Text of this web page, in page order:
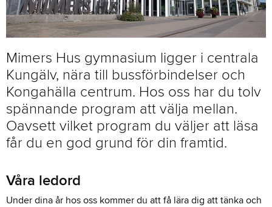
Mimers Hus gymnasium ligger i centrala
Kungälv, nära till bussförbindelser och
Kongahälla centrum. Hos oss har du tolv
spännande program att välja mellan.
Oavsett vilket program du väljer att läsa
får du en god grund för din framtid.
Våra ledord
Under dina år hos oss kommer du att få lära dig att tänka och